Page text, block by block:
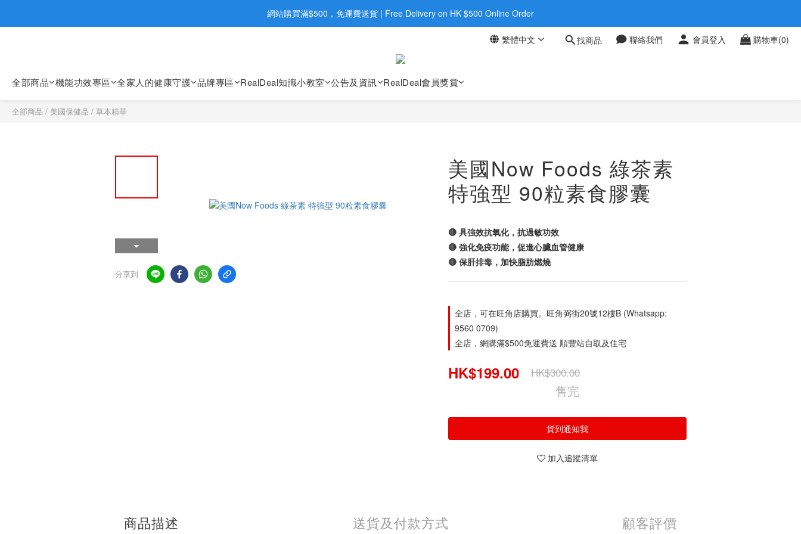
歡迎親臨旺角店購買：旺角弼街20號12樓B  |  RealDeal 保健品 | WhatsApp 9560 0709
網站購買滿$500，免運費送貨 | Free Delivery on HK $500 Online Order
歡迎親臨旺角店購買：旺角弼街20號12樓B  |  RealDeal 保健品 | WhatsApp 9560 0709
繁體中文 找商品 聯絡我們 會員登入 購物車(0)
全部商品 機能功效專區 全家人的健康守護 品牌專區 RealDeal知識小教室 公告及資訊 RealDeal會員獎賞
全部商品 / 美國保健品 / 草本精華
分享到
美國Now Foods 綠茶素
特強型 90粒素食膠囊
🔴 具強效抗氧化，抗過敏功效
🔴 強化免疫功能，促進心臟血管健康
🔴 保肝排毒，加快脂肪燃燒
全店，可在旺角店購買。旺角弼街20號12樓B (Whatsapp:
9560 0709)
全店，網購滿$500免運費送 順豐站自取及住宅
HK$199.00 HK$300.00
售完
貨到通知我
加入追蹤清單
商品描述 送貨及付款方式 顧客評價